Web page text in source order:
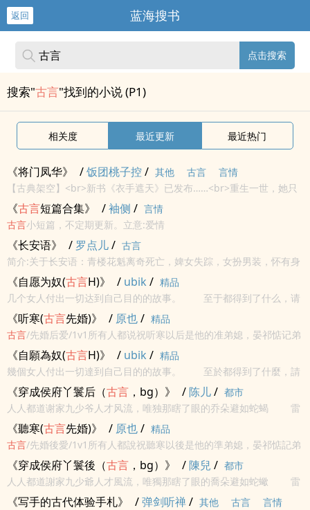
返回 蓝海搜书
点击搜索
搜索"古言"找到的小说 (P1)
相关度 最近更新 最近热门
《将门凤华》 /饭团桃子控/ 其他 古言
言情
【古典架空】<br>新书《衣手遮天》已发布……<br>重生一世，她只
想一斤牛肉三碗酒，老娘瞪狗狗都抖。<br>【已经有三本完结
请放心入坑。<br>
《古言短篇合集》 /袖侧 / 言情
古言小短篇，不定期更新。立意:爱情
《长安语》 / 罗点儿/ 古言
简介:关于长安语：青楼花魁离奇死亡，婢女失踪，女扮男装，怀有身
孕…长安风云诡谲，难以捉摸古言 +美食+探案世间繁华如梦，胸怀天
下又如何？超级无敌厨娘×武功高强捕快
《自愿为奴(古言H)》 / ubik / 精品
几个女人付出一切达到自己目的的故事。 至于都得到了什么，请
收藏。 更多小说请收藏：xyuzhaiwu9.com 强取豪夺，宅
斗，古言高H，1VN，NP。
《听寒(古言先婚)》 / 原也/ 精品
古言/先婚后爱/1v1所有人都说祝听寒以后是他的准弟媳，晏祁惦记弟
媳好多年了。费尽心思成了她夫婿，结果成婚后第三日就举旗出征，
期间未收到过一封家书。等他带着一身伤和军功回来，故意露出那一
身荣誉...
《自願為奴(古言H)》 / ubik / 精品
幾個女人付出一切達到自己目的的故事。 至於都得到了什麼，請
收藏。 更多小說請收藏：xyuzhaiwu9.com 強取豪奪，宅
鬥， 古言高H，1VN，NP。
《穿成侯府丫鬟后（古言 ，bg）》 / 陈儿/ 都市
人人都道谢家九少爷人才风流，唯独那瞎了眼的乔朵避如蛇蝎 雷
点：古言，男非c
《聽寒(古言先婚)》 / 原也/ 精品
古言/先婚後愛/1v1所有人都說祝聽寒以後是他的準弟媳，晏祁惦記弟
媳好多年了。費盡心思成了她夫婿，結果成婚後第三日就舉旗出征，
期間未收到過一封家書。等他帶著一身傷和軍功回來，故意露出那一
身榮譽...
《穿成侯府丫鬟後（古言 ，bg）》 /陳兒 / 都市
人人都道謝家九少爺人才風流，唯獨那瞎了眼的喬朵避如蛇蠍 雷
點：古言，男非c
《写手的古代体验手札》 /弹剑听禅/ 其他 古言
言情